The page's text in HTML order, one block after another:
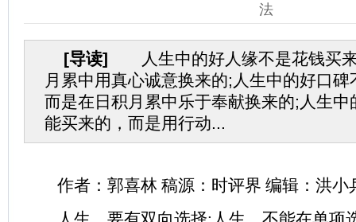
法
[导读] 人生中的好人缘不是花钱买
月累中用真心诚意换来的;人生中的好口
而是在日积月累中乐于奉献换来的;人生中
能买来的，而是用行动...
作者：郭喜林 稿源：时评界 编辑：洪小